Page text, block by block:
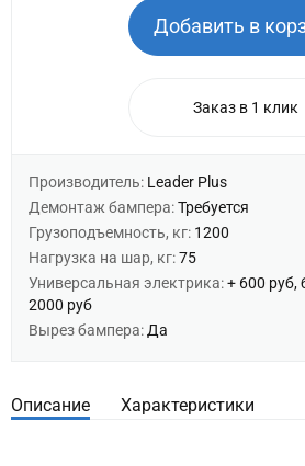
Добавить в
Заказ в 1 клик
Производитель: Leader Plus
Демонтаж бампера:Требуется
Грузоподъемность, кг: 1200
Нагрузка на шар, кг:75
Универсальная электрика:+ 600 руб,
2000 руб
Вырез бампера: Да
Описание Характеристики